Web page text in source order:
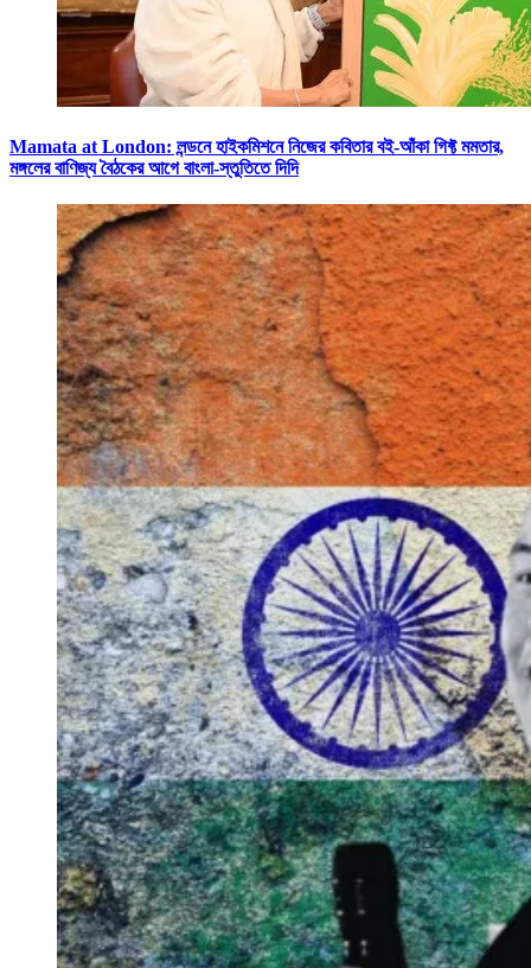
Mamata at London: লন্ডনে হাইকমিশনে নিজের কবিতার বই-আঁকা গিফ্ট মমতার,
মঙ্গলের বাণিজ্য বৈঠকের আগে বাংলা-স্তুতিতে দিদি